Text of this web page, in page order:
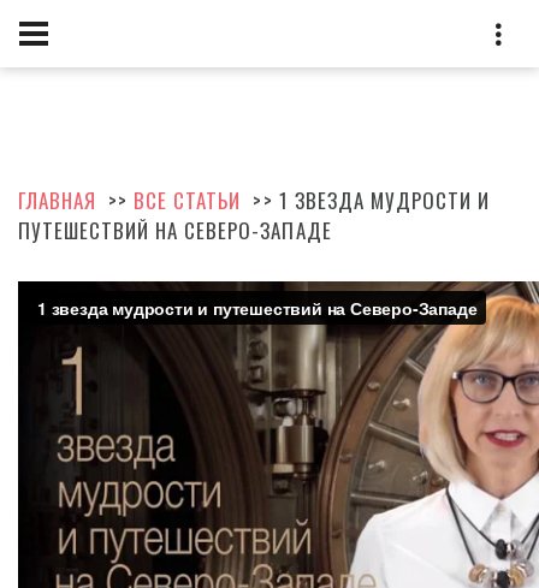
ГЛАВНАЯ >> ВСЕ СТАТЬИ >> 1 ЗВЕЗДА МУДРОСТИ И
ПУТЕШЕСТВИЙ НА СЕВЕРО-ЗАПАДЕ